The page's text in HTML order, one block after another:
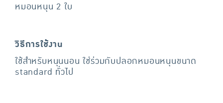
หมอนหนุน 2 ใบ
วิธีการใช้งาน
ใช้สำหรับหนุนนอน ใช่ร่วมกับปลอกหมอนหนุนขนาด
standard ทั่วไป